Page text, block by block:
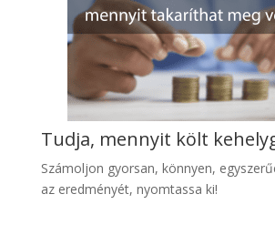
Tudja, mennyit költ
Számoljon gyorsan, könnyen,
az eredményét, nyomtassa ki!